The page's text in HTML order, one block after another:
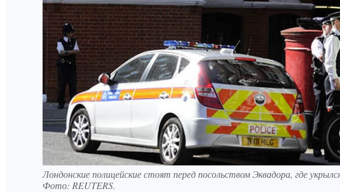
Лондонские полицейские стоят перед посольством Эквадора, где
Фото: REUTERS.